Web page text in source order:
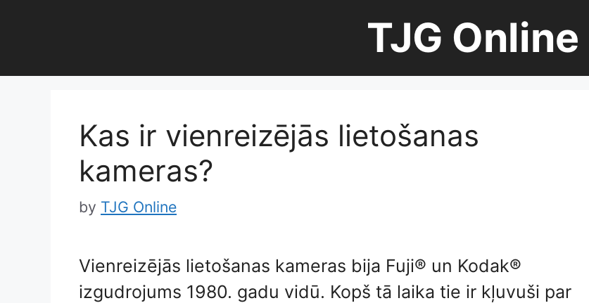
TJG Online
Kas ir vienreizējās lietošanas
kameras?
by TJG Online
Vienreizējās lietošanas kameras bija Fuji® un Kodak®
izgudrojums 1980. gadu vidū. Kopš tā laika tie ir kļuvuši par